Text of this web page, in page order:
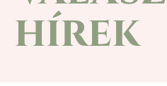
hírek